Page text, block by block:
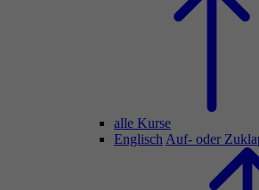
alle Kurse
Englisch Auf- oder